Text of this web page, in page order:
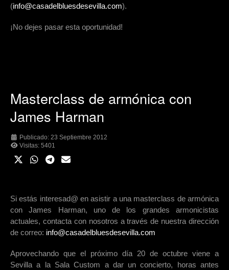
(info@casadelbluesdesevilla.com).
¡No dejes pasar esta oportunidad!
Masterclass de armónica con
James Harman
Publicado: 23 Septiembre 2012
Visitas: 5401
Si estás interesad@ en asistir a una masterclass de armónica
con James Harman, uno de los grandes armonicistas
actuales, contacta con nosotros a través de nuestra dirección
de correo: info@casadelbluesdesevilla.com
Aprovechando que el próximo día 20 de octubre viene a
Sevilla a la Sala Custom a dar un concierto, horas antes